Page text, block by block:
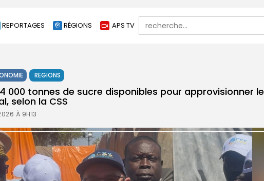
REPORTAGES RÉGIONS APS TV
Search
for:
REGIONS
000 tonnes de sucre disponibles pour approvisionner le
selon la CSS
À 9H13